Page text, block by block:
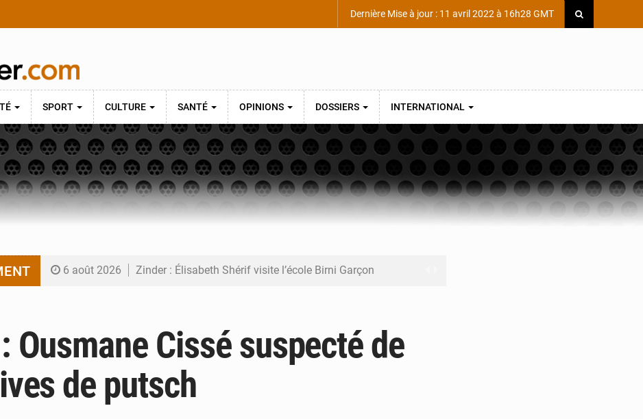
Dernière Mise à jour : 11 avril 2022 à 16h28 GMT
SPORT CULTURE SANTÉ OPINIONS DOSSIERS INTERNATIONAL
6 août 2026 Zinder : Élisabeth Shérif visite l’école Birni Garçon
Niger : Bilan à mi-parcours du Programme de Refondation
6 août 2026 Chasse aux gabegies à Niamey : 74 milliards de FCFA recouvrés par la COLDEFF
5 août 2026 Tibiri : le dialogue, nouveau terrain de jeu pour la paix
Ousmane Cissé suspecté de
de putsch